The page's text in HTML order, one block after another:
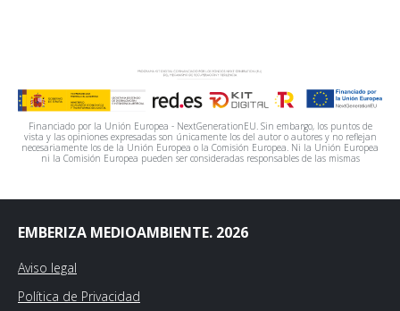
Financiado por la Unión Europea - NextGenerationEU. Sin embargo, los puntos de
vista y las opiniones expresadas son únicamente los del autor o autores y no reflejan
necesariamente los de la Unión Europea o la Comisión Europea. Ni la Unión Europea
ni la Comisión Europea pueden ser consideradas responsables de las mismas
EMBERIZA MEDIOAMBIENTE. 2026
Aviso legal
Política de Privacidad